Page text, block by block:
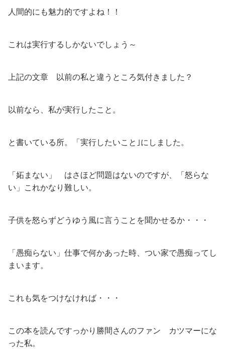
人間的にも魅力的ですよね！！
これは実行するしかないでしょう～
上記の文章 以前の私と違うところ気付きました？
以前なら、私が実行したこと。
と書いている所。「実行したいこと｣にしました。
「妬まない」 はさほど問題はないのですが、「怒らな
い」これかなり難しい。
子供を怒らずどうゆう風に言うことを聞かせるか・・・
「愚痴らない」仕事で何かあった時、つい家で愚痴ってし
まいます。
これも気をつけなければ・・・
この本を読んですっかり勝間さんのファン カツマーにな
った私。